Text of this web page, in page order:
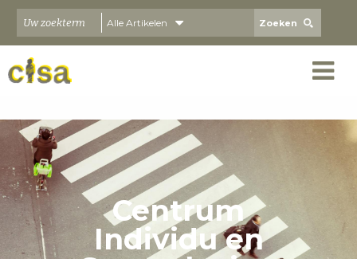
Skip to main content
Alle Artikelen
Centrum
Individu en